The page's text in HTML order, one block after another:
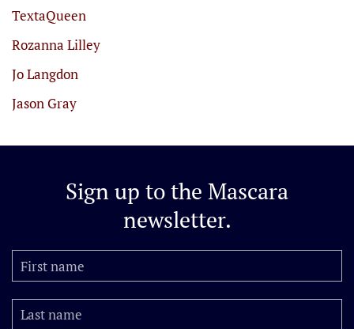
TextaQueen
Rozanna Lilley
Jo Langdon
Jason Gray
Sign up to the Mascara
newsletter.